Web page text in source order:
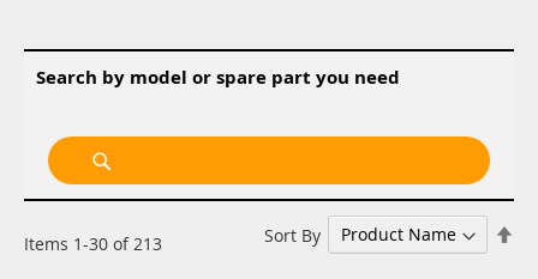
Search by model or spare part you need
Items 1-30 of213 Sort By